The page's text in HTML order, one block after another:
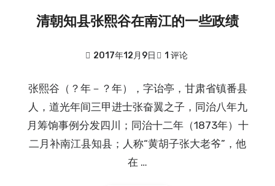
清朝知县张熙谷在南江的一些政绩
2017年12月9日 1 评论
张熙谷（？年－？年），字诒亭，甘肃省镇番县
人，道光年间三甲进士张奋翼之子，同治八年九
月筹饷事例分发四川；同治十二年（1873年）十
二月补南江县知县；人称“黄胡子张大老爷”，他
在 …